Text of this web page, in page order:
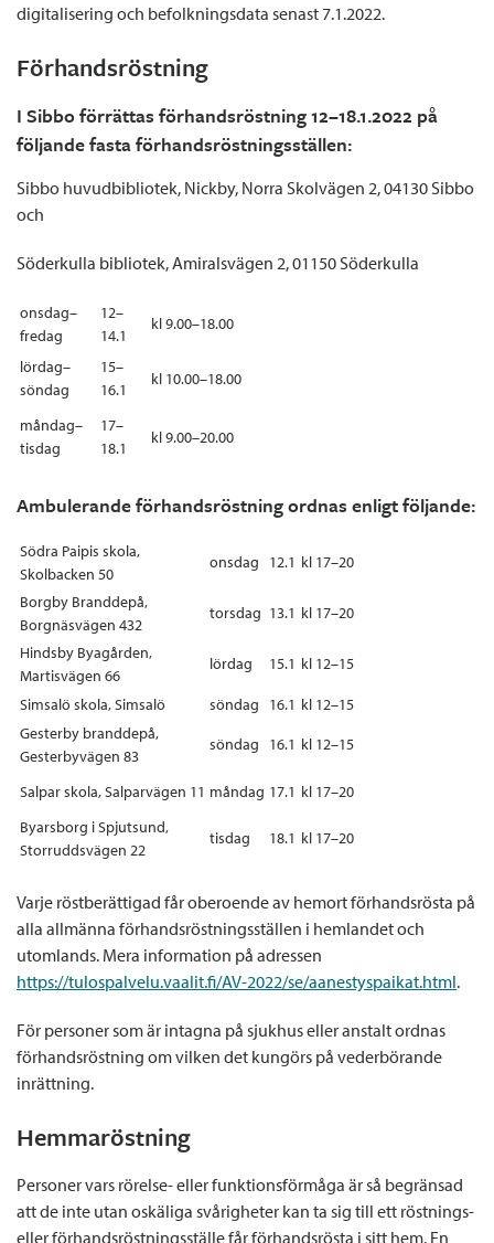
digitalisering och befolkningsdata senast 7.1.2022.
Förhandsröstning
I Sibbo förrättas förhandsröstning 12–18.1.2022 på
följande fasta förhandsröstningsställen:
Sibbo huvudbibliotek, Nickby, Norra Skolvägen 2, 04130 Sibbo
och
Söderkulla bibliotek, Amiralsvägen 2, 01150 Söderkulla
onsdag–
fredag
12–
14.1
kl 9.00–18.00
lördag–
söndag
15–
16.1
kl 10.00–18.00
måndag–
tisdag
17–
18.1
kl 9.00–20.00
Ambulerande förhandsröstning ordnas enligt följande:
Södra Paipis skola,
Skolbacken 50
onsdag 12.1 kl 17–20
Borgby Branddepå,
Borgnäsvägen 432
torsdag 13.1 kl 17–20
Hindsby Byagården,
Martisvägen 66
lördag 15.1 kl 12–15
Simsalö skola, Simsalö söndag 16.1 kl 12–15
Gesterby branddepå,
Gesterbyvägen 83
söndag 16.1 kl 12–15
Salpar skola, Salparvägen 11 måndag 17.1 kl 17–20
Byarsborg i Spjutsund,
Storruddsvägen 22
tisdag 18.1 kl 17–20
Varje röstberättigad får oberoende av hemort förhandsrösta på
alla allmänna förhandsröstningsställen i hemlandet och
utomlands. Mera information på adressen
https://tulospalvelu.vaalit.fi/AV-2022/se/aanestyspaikat.html.
För personer som är intagna på sjukhus eller anstalt ordnas
förhandsröstning om vilken det kungörs på vederbörande
inrättning.
Hemmaröstning
Personer vars rörelse- eller funktionsförmåga är så begränsad
att de inte utan oskäliga svårigheter kan ta sig till ett röstnings-
eller förhandsröstningsställe får förhandsrösta i sitt hem. En